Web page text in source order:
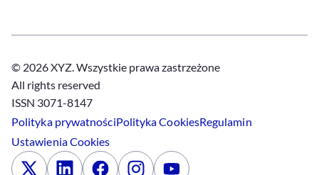
© 2026 XYZ. Wszystkie prawa zastrzeżone
All rights reserved
ISSN 3071-8147
Polityka prywatnościPolitykaCookiesRegulamin
UstawieniaCookies